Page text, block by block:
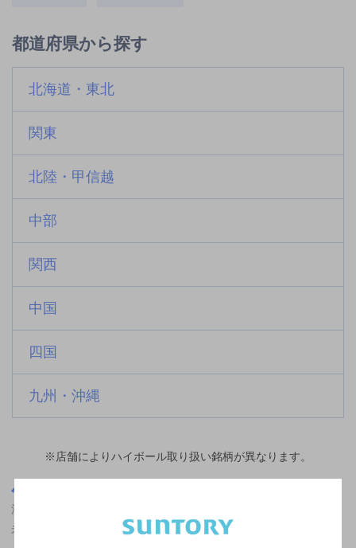
都道府県から探す
北海道・東北
関東
北陸・甲信越
中部
関西
中国
四国
九州・沖縄
※店舗によりハイボール取り扱い銘柄が異なります。
渋谷駅(東京都)周辺500m,ダイニングバー,大勢で楽しめる,2,000円
未満,個室あり/飲み放題ありのお店